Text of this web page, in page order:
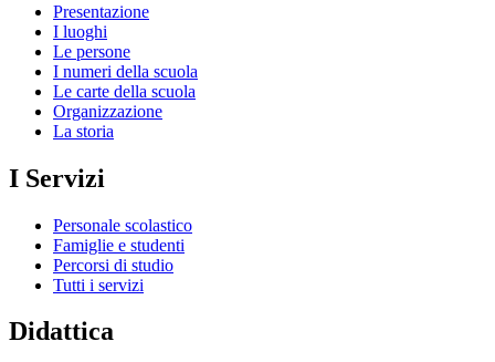
Presentazione
I luoghi
Le persone
I numeri della scuola
Le carte della scuola
Organizzazione
La storia
I Servizi
Personale scolastico
Famiglie e studenti
Percorsi di studio
Tutti i servizi
Didattica